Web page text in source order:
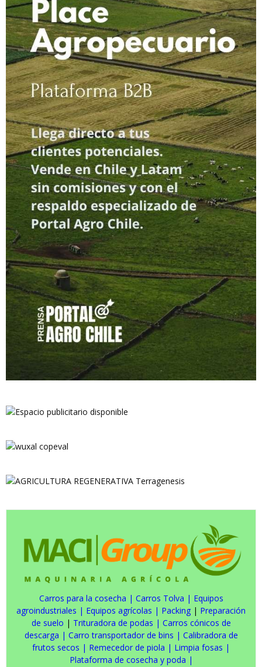
Carros para la cosecha | Carros Tolva | Equipos
agroindustriales | Equipos agrícolas | Packing | Preparación
de suelo | Trituradora de podas | Carros cónicos de
descarga | Carro transportador de bins | Calibradora de
frutos secos | Remecedor de piola | Limpia fosas |
Plataforma de cosecha y poda |